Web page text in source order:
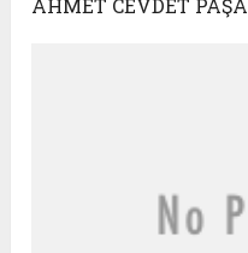
AHMET CEVDET PAŞA